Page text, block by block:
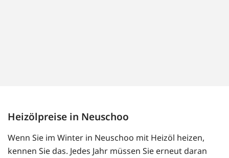
Heizölpreise in Neuschoo
Wenn Sie im Winter in Neuschoo mit Heizöl heizen,
kennen Sie das. Jedes Jahr müssen Sie erneut daran